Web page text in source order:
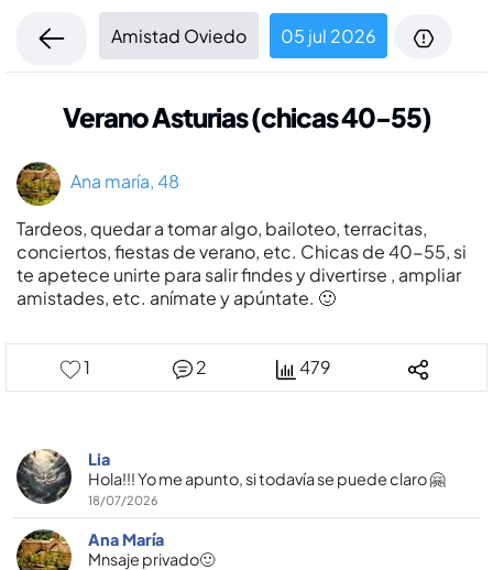
Amistad Oviedo 05 jul 2026
Verano Asturias (chicas 40-55)
Ana maría, 48
Tardeos, quedar a tomar algo, bailoteo, terracitas,
conciertos, fiestas de verano, etc. Chicas de 40-55, si
te apetece unirte para salir findes y divertirse , ampliar
amistades, etc. anímate y apúntate. 🙂
1 2 479
Lia
Hola!!! Yo me apunto, si todavía se puede claro 🤗
18/07/2026
Ana María
Mnsaje privado🙂